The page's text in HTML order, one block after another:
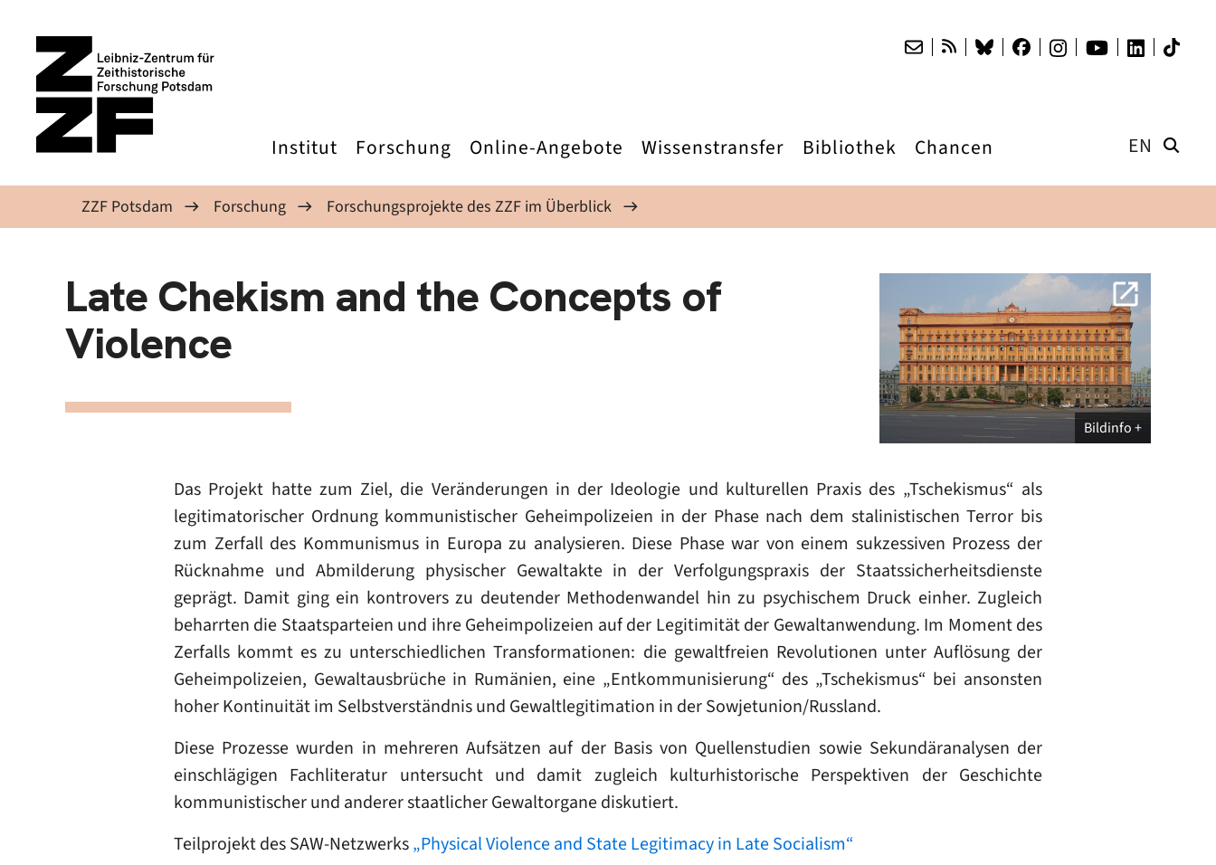
Institut Forschung Online-Angebote Wissenstransfer Bibliothek Chancen EN
ZZF Potsdam Forschung Forschungsprojekte des ZZF im Überblick
Late Chekism and the Concepts of
Violence
Bildinfo
Das Projekt hatte zum Ziel, die Veränderungen in der Ideologie und kulturellen Praxis des „Tschekismus“ als
legitimatorischer Ordnung kommunistischer Geheimpolizeien in der Phase nach dem stalinistischen Terror bis
zum Zerfall des Kommunismus in Europa zu analysieren. Diese Phase war von einem sukzessiven Prozess der
Rücknahme und Abmilderung physischer Gewaltakte in der Verfolgungspraxis der Staatssicherheitsdienste
geprägt. Damit ging ein kontrovers zu deutender Methodenwandel hin zu psychischem Druck einher. Zugleich
beharrten die Staatsparteien und ihre Geheimpolizeien auf der Legitimität der Gewaltanwendung. Im Moment des
Zerfalls kommt es zu unterschiedlichen Transformationen: die gewaltfreien Revolutionen unter Auflösung der
Geheimpolizeien, Gewaltausbrüche in Rumänien, eine „Entkommunisierung“ des „Tschekismus“ bei ansonsten
hoher Kontinuität im Selbstverständnis und Gewaltlegitimation in der Sowjetunion/Russland.
Diese Prozesse wurden in mehreren Aufsätzen auf der Basis von Quellenstudien sowie Sekundäranalysen der
einschlägigen Fachliteratur untersucht und damit zugleich kulturhistorische Perspektiven der Geschichte
kommunistischer und anderer staatlicher Gewaltorgane diskutiert.
Teilprojekt des SAW-Netzwerks„Physical Violence and State Legitimacy in Late Socialism“